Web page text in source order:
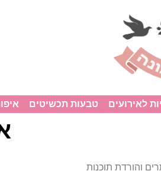
לאירועים טבעות תכשיטים
והורדת תוכנות